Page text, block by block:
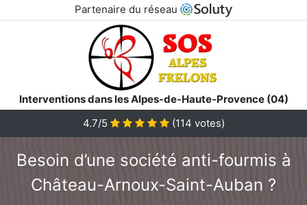
Partenaire du réseau
Interventions dans les Alpes-de-Haute-Provence (04)
4.7/5
(114 votes)
Besoin d’une société anti-fourmis à
Château-Arnoux-Saint-Auban ?